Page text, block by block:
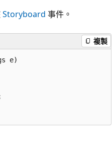
Storyboard 事件。
複製
e)